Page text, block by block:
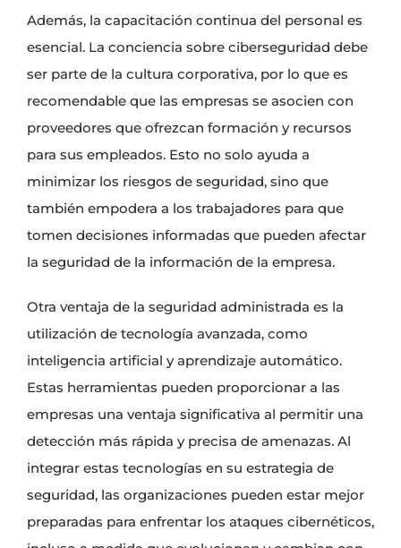
Además, la capacitación continua del personal es
esencial. La conciencia sobre ciberseguridad debe
ser parte de la cultura corporativa, por lo que es
recomendable que las empresas se asocien con
proveedores que ofrezcan formación y recursos
para sus empleados. Esto no solo ayuda a
minimizar los riesgos de seguridad, sino que
también empodera a los trabajadores para que
tomen decisiones informadas que pueden afectar
la seguridad de la información de la empresa.
Otra ventaja de la seguridad administrada es la
utilización de tecnología avanzada, como
inteligencia artificial y aprendizaje automático.
Estas herramientas pueden proporcionar a las
empresas una ventaja significativa al permitir una
detección más rápida y precisa de amenazas. Al
integrar estas tecnologías en su estrategia de
seguridad, las organizaciones pueden estar mejor
preparadas para enfrentar los ataques cibernéticos,